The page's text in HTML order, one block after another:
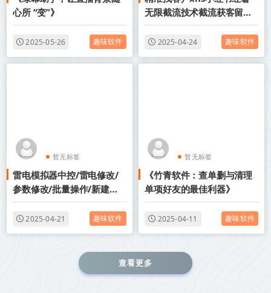
心所 “变”》
2025-05-26 趣味软件
无限截流技术截流获客留痕
工具+教程
2025-04-24 趣味软件
暂无标签
雷电模拟器中控/雷电修改/
参数修改/批量操作/新建克
隆备份模拟器
2025-04-21 趣味软件
暂无标签
《竹青软件：查单删与清理
单项好友的最佳利器》​
2025-04-11 趣味软件
查看更多